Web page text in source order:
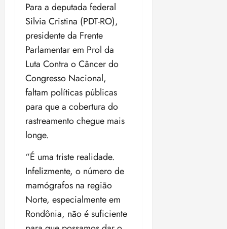
Para a deputada federal
Silvia Cristina (PDT-RO),
presidente da Frente
Parlamentar em Prol da
Luta Contra o Câncer do
Congresso Nacional,
faltam políticas públicas
para que a cobertura do
rastreamento chegue mais
longe.
“É uma triste realidade.
Infelizmente, o número de
mamógrafos na região
Norte, especialmente em
Rondônia, não é suficiente